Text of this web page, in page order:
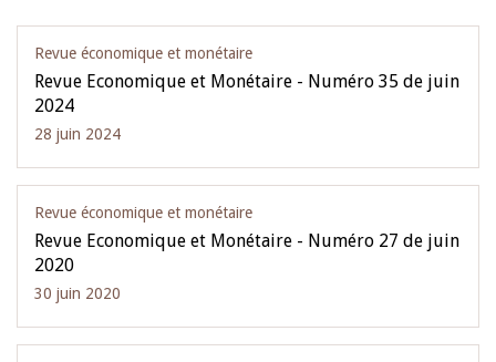
Revue économique et monétaire
Revue Economique et Monétaire - Numéro 35 de juin
2024
28 juin 2024
Revue économique et monétaire
Revue Economique et Monétaire - Numéro 27 de juin
2020
30 juin 2020